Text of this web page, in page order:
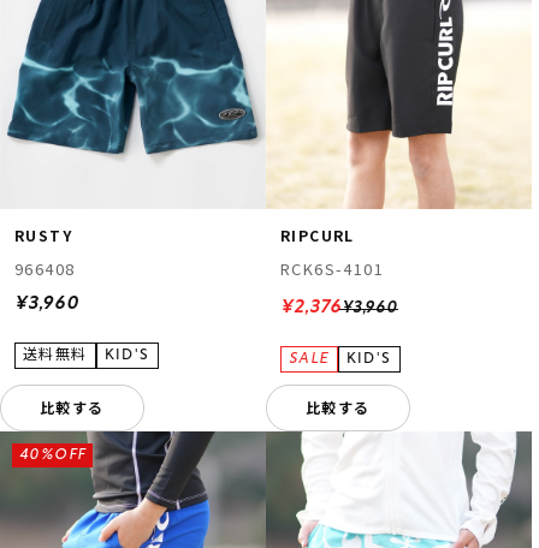
RUSTY
966408
¥3,960
比較する
RIPCURL
RCK6S-4101
¥3,960
¥2,376
比較する
40%OFF